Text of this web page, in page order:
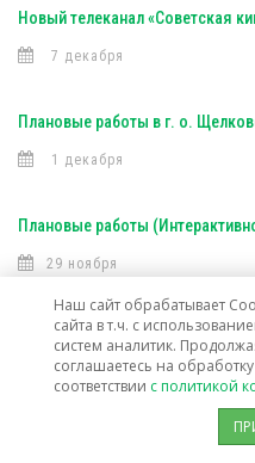
Новый телеканал «Советская
7 декабря
Плановые работы в г. о.
1 декабря
Плановые работы
29 ноября
Плановые работы в г.
28 ноября
Изменение тарифов на услуги
Наш сайт обрабатывает
сайта в т.ч. с
систем аналитик.
соглашаетесь на
соответствии с политикой